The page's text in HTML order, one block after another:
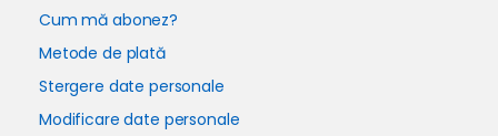
Cum mă abonez?
Metode de plată
Stergere date personale
Modificare date personale